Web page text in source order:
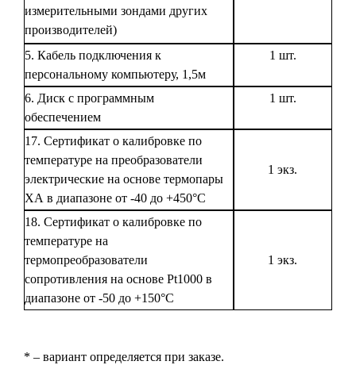
измерительными зондами других
производителей)
5. Кабель подключения к
персональному компьютеру, 1,5м
1 шт.
6. Диск с программным
обеспечением
1 шт.
17. Сертификат о калибровке по
температуре на преобразователи
электрические на основе термопары
ХА в диапазоне от -40 до +450°С
1 экз.
18. Сертификат о калибровке по
температуре на
термопреобразователи
сопротивления на основе Pt1000 в
диапазоне от -50 до +150°С
1 экз.
* – вариант определяется при заказе.